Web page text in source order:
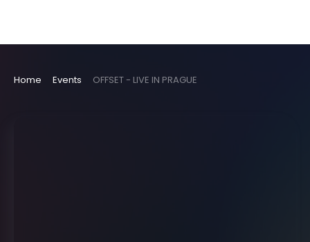
Home Events OFFSET - LIVE IN PRAGUE